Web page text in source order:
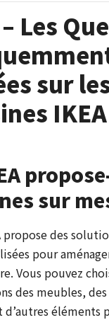
– Les
sur
IKEA
sur
propose des
pour
Vous pouvez
des meubles,
d’autres éléments